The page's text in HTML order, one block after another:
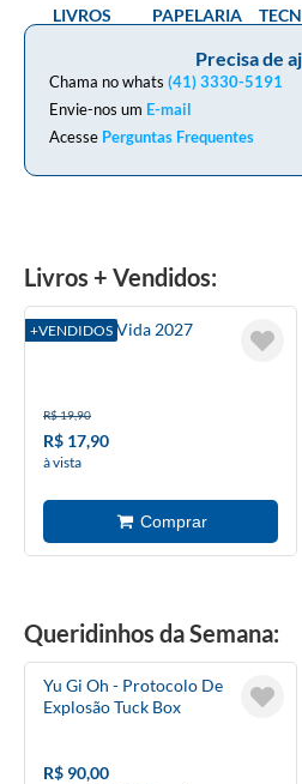
Precisa de
Chama no whats (41) 3330-5191
Envie-nos um E-mail
Acesse Perguntas Frequentes
LIVROS PAPELARIA
Livros + Vendidos:
+VENDIDOS
Palavra E Vida 2027
R$ 19,90
R$ 17,90
à vista
Queridinhos da Semana:
Yu Gi Oh - Protocolo De
Explosão Tuck Box
R$ 90,00